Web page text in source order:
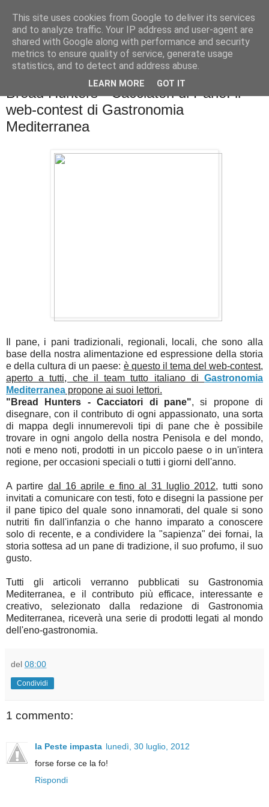
La cucina di QB
Se l'uomo è ciò che mangia il cuoco è ciò che cucina?
Bread Hunters - Cacciatori di Pane: il
web-contest di Gastronomia
Mediterranea
Il pane, i pani tradizionali, regionali, locali, che sono alla
base della nostra alimentazione ed espressione della storia
e della cultura di un paese: è questo il tema del web-contest,
aperto a tutti, che il team tutto italiano di Gastronomia
Mediterranea propone ai suoi lettori.
"Bread Hunters - Cacciatori di pane", si propone di
disegnare, con il contributo di ogni appassionato, una sorta
di mappa degli innumerevoli tipi di pane che è possibile
trovare in ogni angolo della nostra Penisola e del mondo,
noti e meno noti, prodotti in un piccolo paese o in un'intera
regione, per occasioni speciali o tutti i giorni dell'anno.
A partire dal 16 aprile e fino al 31 luglio 2012, tutti sono
invitati a comunicare con testi, foto e disegni la passione per
il pane tipico del quale sono innamorati, del quale si sono
nutriti fin dall'infanzia o che hanno imparato a conoscere
solo di recente, e a condividere la "sapienza" dei fornai, la
storia sottesa ad un pane di tradizione, il suo profumo, il suo
gusto.
Tutti gli articoli verranno pubblicati su Gastronomia
Mediterranea, e il contributo più efficace, interessante e
creativo, selezionato dalla redazione di Gastronomia
Mediterranea, riceverà una serie di prodotti legati al mondo
dell'eno-gastronomia.
del 08:00
Condividi
1 commento:
la Peste impasta lunedì, 30 luglio, 2012
forse forse ce la fo!
Rispondi
This site uses cookies from Google to deliver its services
and to analyze traffic. Your IP address and user-agent are
shared with Google along with performance and security
metrics to ensure quality of service, generate usage
statistics, and to detect and address abuse.
LEARN MORE GOT IT